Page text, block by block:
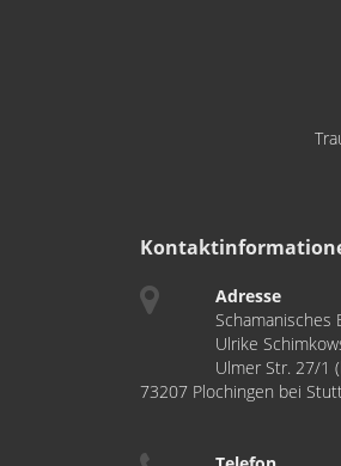
Adresse
Schamanisches
Ulrike
Ulmer Str. 27/1
73207 Plochingen bei